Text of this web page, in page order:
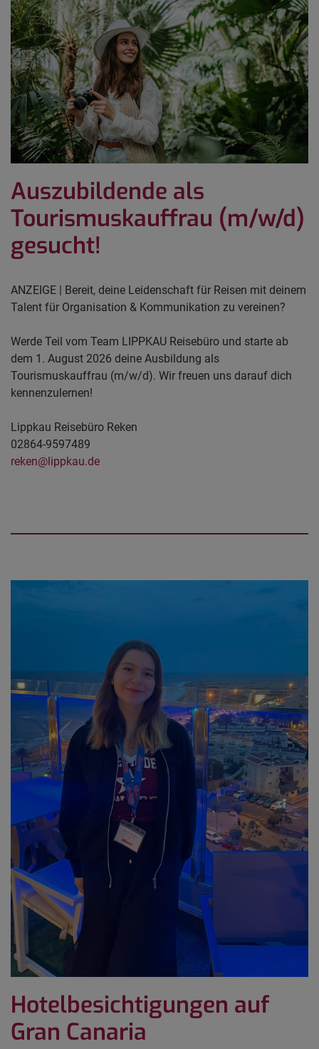
Auszubildende als
Tourismuskauffrau (m/w/d)
gesucht!
ANZEIGE | Bereit, deine Leidenschaft für Reisen mit deinem
Talent für Organisation & Kommunikation zu vereinen?
Werde Teil vom Team LIPPKAU Reisebüro und starte ab
dem 1. August 2026 deine Ausbildung als
Tourismuskauffrau (m/w/d). Wir freuen uns darauf dich
kennenzulernen!
Lippkau Reisebüro Reken
02864-9597489
reken@lippkau.de
Hotelbesichtigungen auf
Gran Canaria